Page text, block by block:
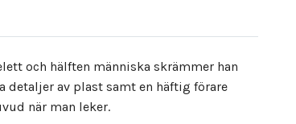
och hälften människa skrämmer han
detaljer av plast samt en häftig förare
när man leker.